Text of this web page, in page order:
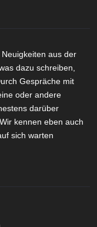
aus der
dazu schreiben,
Gespräche mit
oder andere
darüber
kennen eben auch
sich warten